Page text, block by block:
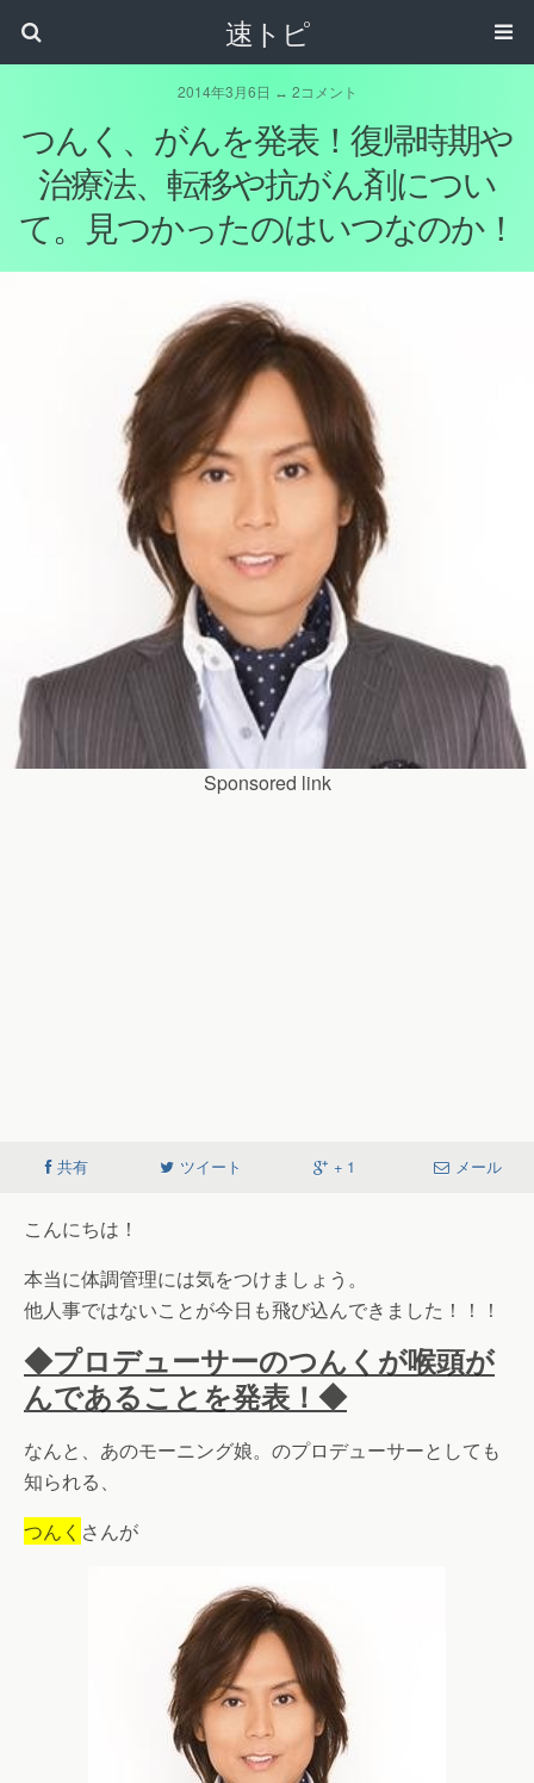
速トピ
2014年3月6日 ↔ 2コメント
つんく、がんを発表！復帰時期や
治療法、転移や抗がん剤につい
て。見つかったのはいつなのか！
Sponsored link
共有 ツイート + 1 メール
こんにちは！
本当に体調管理には気をつけましょう。
他人事ではないことが今日も飛び込んできました！！！
◆プロデューサーのつんくが喉頭が
んであることを発表！◆
なんと、あのモーニング娘。のプロデューサーとしても
知られる、
つんく さんが